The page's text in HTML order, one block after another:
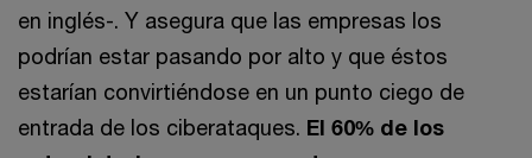
en inglés-. Y asegura que las empresas los
podrían estar pasando por alto y que éstos
estarían convirtiéndose en un punto ciego de
entrada de los ciberataques. El 60% de los